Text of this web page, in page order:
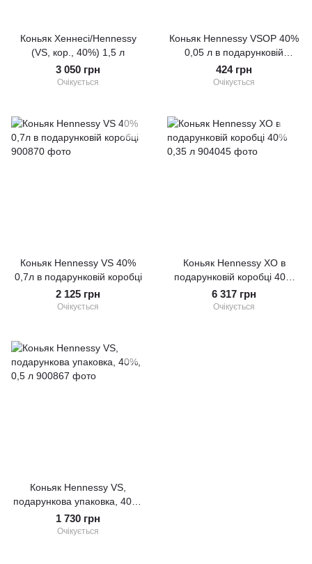
Коньяк Хеннесі/Hennessy
(VS, кор., 40%) 1,5 л
3 050 грн
Очікується
Коньяк Hennessy VSOP 40%
0,05 л в подарунковій
коробці
424 грн
Очікується
Коньяк Hennessy VS 40%
0,7л в подарунковій коробці
2 125 грн
Очікується
Коньяк Hennessy ХО в
подарунковій коробці 40%
0,35 л
6 317 грн
Очікується
Коньяк Hennessy VS,
подарункова упаковка, 40%,
0,5 л
1 730 грн
Очікується